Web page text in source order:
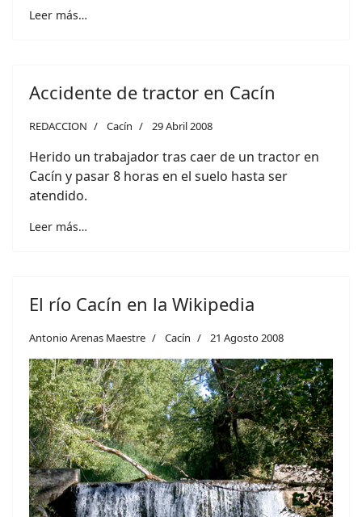
Leer más…
Accidente de tractor en Cacín
REDACCION Cacín 29 Abril 2008
Herido un trabajador tras caer de un tractor en
Cacín y pasar 8 horas en el suelo hasta ser
atendido.
Leer más…
El río Cacín en la Wikipedia
Antonio Arenas Maestre Cacín 21 Agosto 2008